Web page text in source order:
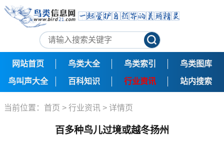
网站首页 鸟类大全 鸟类索引 鸟类图库
鸟叫声大全 百科知识 行业资讯 站内搜索
当前位置： 首页 > 行业资讯 > 详情页
百多种鸟儿过境或越冬扬州